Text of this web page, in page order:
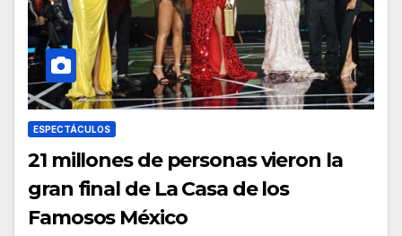
ESPECTÁCULOS
21 millones de personas vieron la
gran final de La Casa de los
Famosos México